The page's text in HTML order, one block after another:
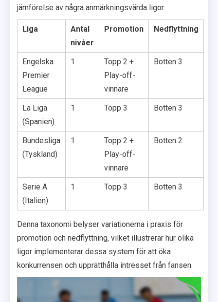
jämförelse av några anmärkningsvärda ligor:
Liga
Antal
nivåer
Promotion Nedflyttning
Engelska
Premier
League
1
Topp 2 +
Play-off-
vinnare
Botten 3
La Liga
(Spanien)
1 Topp 3 Botten 3
Bundesliga
(Tyskland)
1
Topp 2 +
Play-off-
vinnare
Botten 2
Serie A
(Italien)
1 Topp 3 Botten 3
Denna taxonomi belyser variationerna i praxis för
promotion och nedflyttning, vilket illustrerar hur olika
ligor implementerar dessa system för att öka
konkurrensen och upprätthålla intresset från fansen.